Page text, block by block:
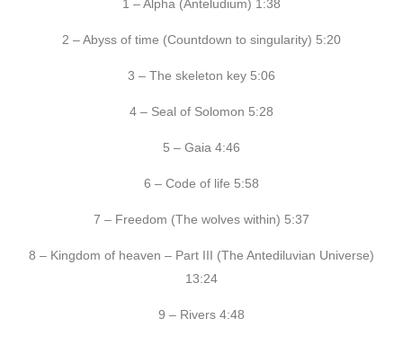
1 – Alpha (Anteludium) 1:38
2 – Abyss of time (Countdown to singularity) 5:20
3 – The skeleton key 5:06
4 – Seal of Solomon 5:28
5 – Gaia 4:46
6 – Code of life 5:58
7 – Freedom (The wolves within) 5:37
8 – Kingdom of heaven – Part III (The Antediluvian Universe)
13:24
9 – Rivers 4:48